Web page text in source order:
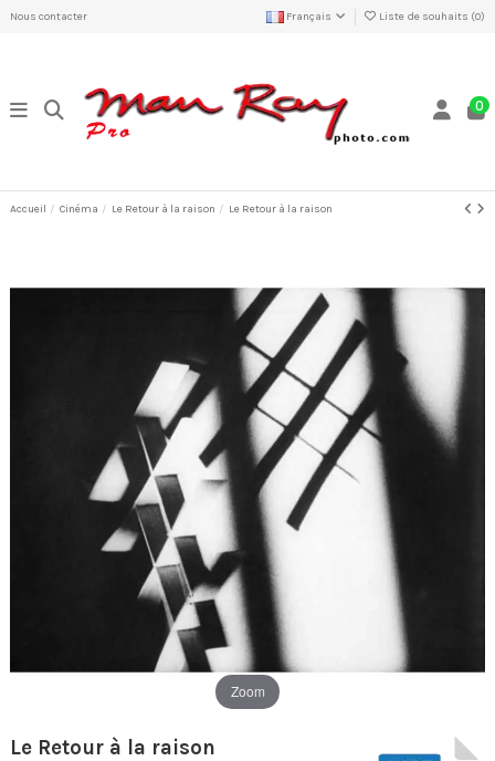
Nous contacter Français Liste de souhaits (0)
0
Accueil Cinéma Le Retour à la raison Le Retour à la raison
Zoom
Le Retour à la raison